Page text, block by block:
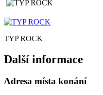
TYP ROCK
Další informace
Adresa místa konání